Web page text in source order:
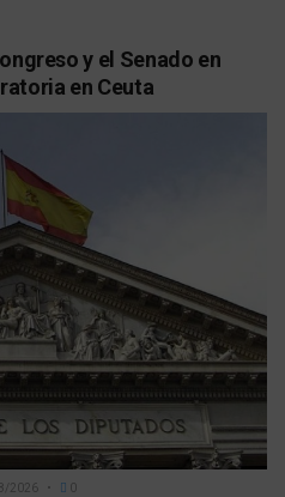
y el Senado en
en Ceuta
2026 0